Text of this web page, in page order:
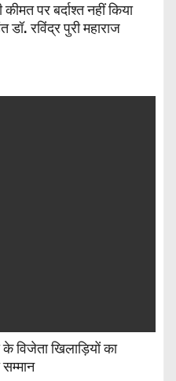
पर बर्दाश्त नहीं किया
डॉ. रविंद्र पुरी महाराज
विजेता खिलाड़ियों का